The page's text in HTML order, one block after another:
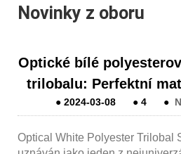
Novinky z oboru
Optické bílé
trilobalu: Perfektní
●2024-03-08 ●4 ●
Optical White Polyester Trilobal